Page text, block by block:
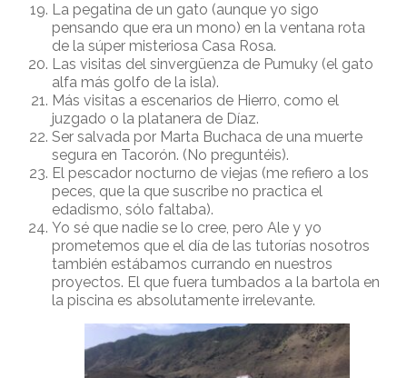
La pegatina de un gato (aunque yo sigo
pensando que era un mono) en la ventana rota
de la súper misteriosa Casa Rosa.
Las visitas del sinvergüenza de Pumuky (el gato
alfa más golfo de la isla).
Más visitas a escenarios de Hierro, como el
juzgado o la platanera de Díaz.
Ser salvada por Marta Buchaca de una muerte
segura en Tacorón. (No preguntéis).
El pescador nocturno de viejas (me refiero a los
peces, que la que suscribe no practica el
edadismo, sólo faltaba).
Yo sé que nadie se lo cree, pero Ale y yo
prometemos que el día de las tutorías nosotros
también estábamos currando en nuestros
proyectos. El que fuera tumbados a la bartola en
la piscina es absolutamente irrelevante.